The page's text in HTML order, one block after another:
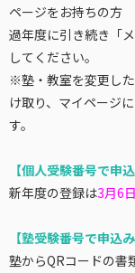
ページをお持ちの方
過年度に引き続き「
してください。
※塾・教室を変更し
け取り、マイページ
す。
【個人受験番号で申込
新年度の登録は3月6
【塾受験番号で申込み
塾からQRコードの書